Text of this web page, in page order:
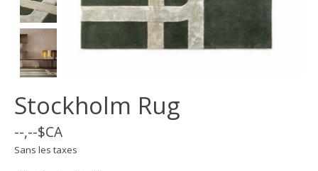
Stockholm Rug
--,--$CA
Sans les taxes